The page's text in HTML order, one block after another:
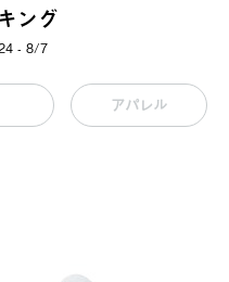
ング
- 8/7
アパレル